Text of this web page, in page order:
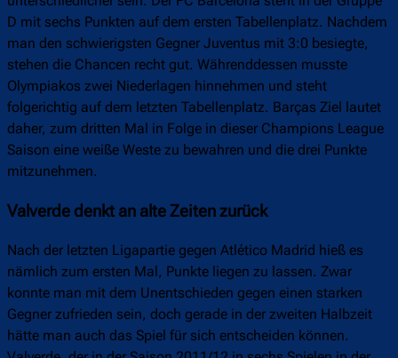
D mit sechs Punkten auf dem ersten Tabellenplatz. Nachdem
man den schwierigsten Gegner Juventus mit 3:0 besiegte,
stehen die Chancen recht gut. Währenddessen musste
Olympiakos zwei Niederlagen hinnehmen und steht
folgerichtig auf dem letzten Tabellenplatz. Barças Ziel lautet
daher, zum dritten Mal in Folge in dieser Champions League
Saison eine weiße Weste zu bewahren und die drei Punkte
mitzunehmen.
Valverde denkt an alte Zeiten zurück
Nach der letzten Ligapartie gegen Atlético Madrid hieß es
nämlich zum ersten Mal, Punkte liegen zu lassen. Zwar
konnte man mit dem Unentschieden gegen einen starken
Gegner zufrieden sein, doch gerade in der zweiten Halbzeit
hätte man auch das Spiel für sich entscheiden können.